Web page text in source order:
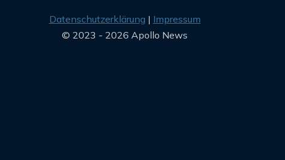
Datenschutzerklärung
Impressum
© 2023 - 2026 Apollo News